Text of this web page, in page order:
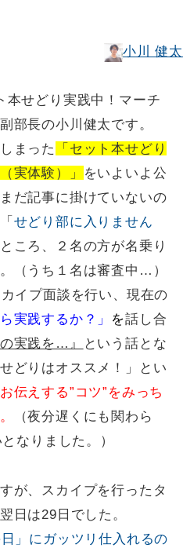
小川 健太
本せどり実践中！マーチ
部長の小川健太です。
まった
「セット本せどり
実体験）」
をいよいよ公
だ記事に掛けていないの
せどり部に入りません
ころ、２名の方が名乗り
（うち１名は審査中…）
イプ面談を行い、現在の
ら実践するか？」 を話し合
実践を…』
という話とな
どりはオススメ！」とい
伝えする”コツ”をみっち
（夜分遅くにも関わら
なりました。）
が、スカイプを行ったタ
日は29日でした。
」にガッツリ仕入れるの